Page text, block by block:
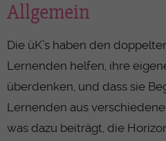
Allgemein
Die üK’s haben den
Lernenden helfen, ihre
überdenken, und dass sie
Lernenden aus
was dazu beiträgt, die